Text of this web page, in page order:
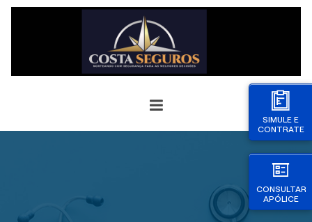
SIMULE E
CONTRATE
CONSULTAR
APÓLICE